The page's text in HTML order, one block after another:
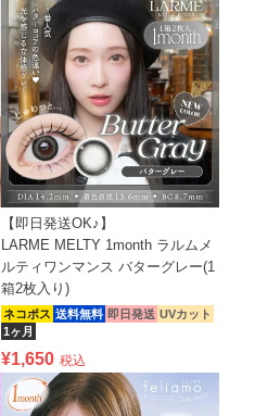
【即日発送OK♪】
LARME MELTY 1month ラルムメ
ルティワンマンス バターグレー(1
箱2枚入り)
ネコポス 送料無料 即日発送 UVカット
1ヶ月
¥1,650 税込